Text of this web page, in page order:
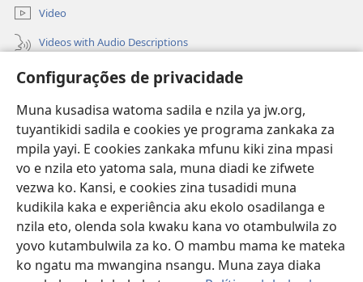
Configurações de privacidade
Muna kusadisa watoma sadila e nzila ya jw.org,
tuyantikidi sadila e cookies ye programa zankaka za
mpila yayi. E cookies zankaka mfunu kiki zina mpasi
vo e nzila eto yatoma sala, muna diadi ke zifwete
vezwa ko. Kansi, e cookies zina tusadidi muna
kudikila kaka e experiência aku ekolo osadilanga e
nzila eto, olenda sola kwaku kana vo otambulwila zo
yovo kutambulwila za ko. O mambu mama ke mateka
ko ngatu ma mwangina nsangu. Muna zaya diaka
Video
Videos with Audio Descriptions
Vavulula
(opens
new
LUNDILU DIA NKANDA mia Mbangi za Yave mu Internete™
(opens
new
window)JW Hub
(opens
new
window)Aplicativo JW Library ®